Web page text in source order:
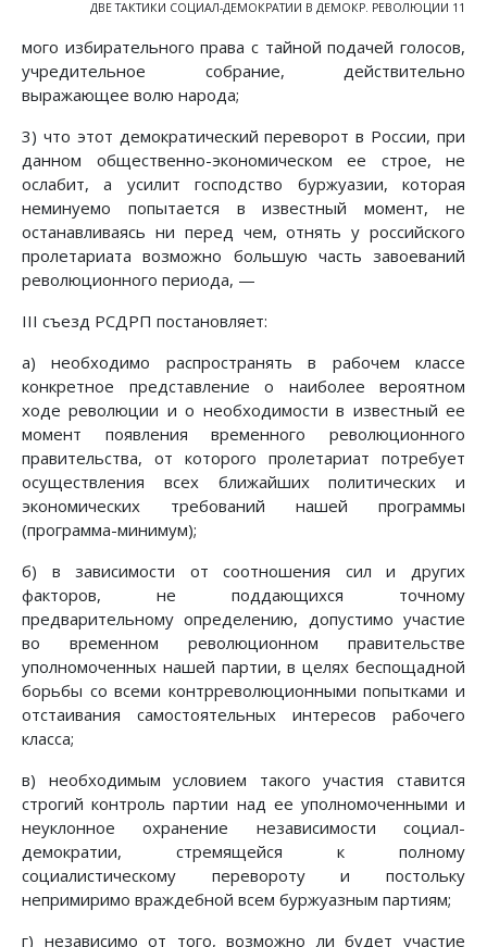
ДВЕ ТАКТИКИ СОЦИАЛ-ДЕМОКРАТИИ В ДЕМОКР. РЕВОЛЮЦИИ 11
мого избирательного права с тайной подачей голосов,
учредительное собрание, действительно
выражающее волю народа;
3) что этот демократический переворот в России, при
данном общественно-экономическом ее строе, не
ослабит, а усилит господство буржуазии, которая
неминуемо попытается в известный момент, не
останавливаясь ни перед чем, отнять у российского
пролетариата возможно большую часть завоеваний
революционного периода, —
III съезд РСДРП постановляет:
а) необходимо распространять в рабочем классе
конкретное представление о наиболее вероятном
ходе революции и о необходимости в известный ее
момент появления временного революционного
правительства, от которого пролетариат потребует
осуществления всех ближайших политических и
экономических требований нашей программы
(программа-минимум);
б) в зависимости от соотношения сил и других
факторов, не поддающихся точному
предварительному определению, допустимо участие
во временном революционном правительстве
уполномоченных нашей партии, в целях беспощадной
борьбы со всеми контрреволюционными попытками и
отстаивания самостоятельных интересов рабочего
класса;
в) необходимым условием такого участия ставится
строгий контроль партии над ее уполномоченными и
неуклонное охранение независимости социал-
демократии, стремящейся к полному
социалистическому перевороту и постольку
непримиримо враждебной всем буржуазным партиям;
г) независимо от того, возможно ли будет участие